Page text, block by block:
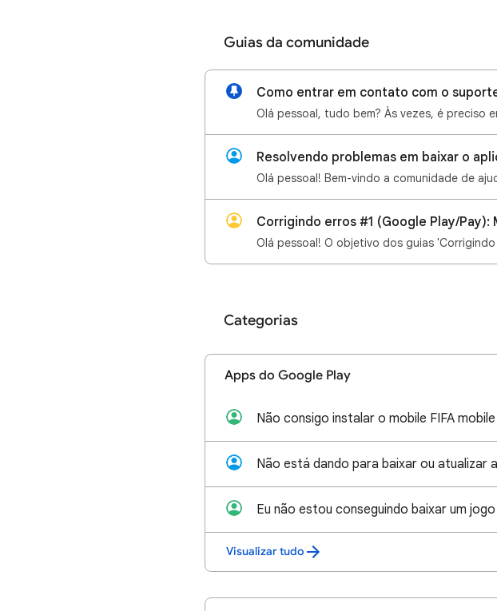
Guias da comunidade
Como entrar em contato com o
Resolvendo problemas em baixar o
Corrigindo erros #1 (Google Play/Pay):
Olá pessoal! O objetivo dos guias
Categorias
Apps do Google Play
Não consigo instalar o mobile FIFA mobile
Visualizar tudo